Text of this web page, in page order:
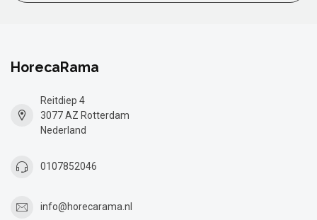
HorecaRama
Reitdiep 4
3077 AZ Rotterdam
Nederland
0107852046
info@horecarama.nl